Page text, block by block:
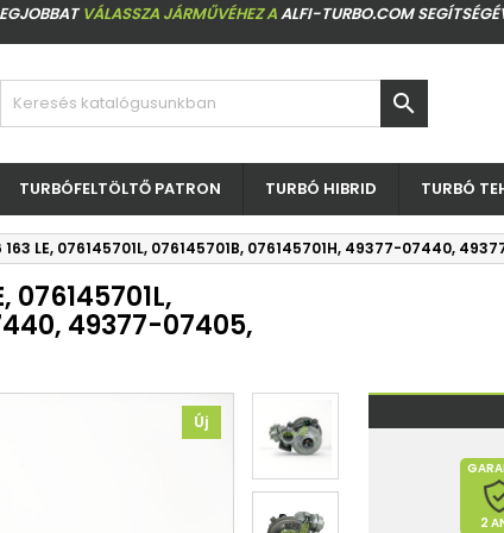
VÁLASSZA JÁRMŰVÉHEZ AALFI-TURBO.COM

TURBÓFELTÖLTŐ PATRON TURBÓ HIBRID TURBÓ
LE, 076145701L, 076145701B, 076145701H, 49377-07440,
076145701L,
49377-07405,
Új
2